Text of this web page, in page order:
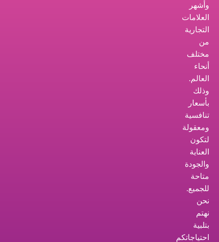
وأشهر
العلامات
التجارية
من
مختلف
أنحاء
العالم.
وذلك
بأسعار
تنافسية
ومعقولة
لتكون
العناية
والجودة
متاحة
للجميع.
نحن
نهتم
بتلبية
احتياجاتكم